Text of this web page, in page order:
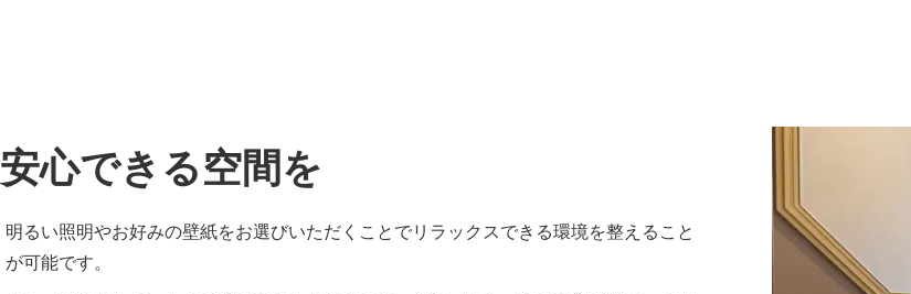
安心できる空間を
明るい照明やお好みの壁紙をお選びいただくことでリラックスできる環境を整えること
が可能です。